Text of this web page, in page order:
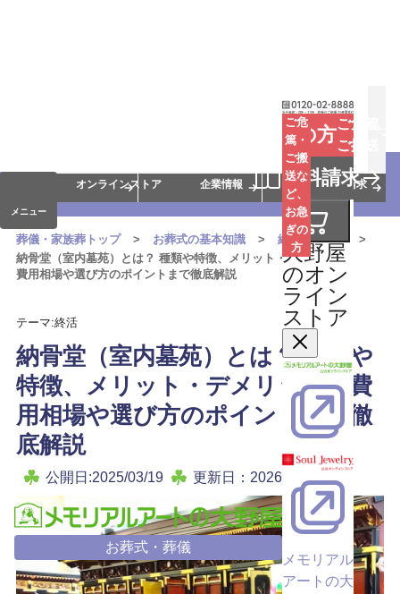
お葬式・葬儀
ご危
篤・
ご搬
送な
ど、
お急
ぎの
方
お急ぎの方ご危篤
ご搬送
資料請求
大野屋
のオン
ライン
ストア
メモリアル
アートの大
メニュー
お仏壇
会員サービス
オンラインストア
企業情報 資料請求
葬儀・家族葬トップ お葬式の基本知識 終活 |その他
納骨堂（室内墓苑）とは？ 種類や特徴、メリット・デメリット、
費用相場や選び方のポイントまで徹底解説
テーマ:終活
納骨堂（室内墓苑）とは？ 種類や
特徴、メリット・デメリット、費
用相場や選び方のポイントまで徹
底解説
公開日:2025/03/19 更新日：2026/05/28